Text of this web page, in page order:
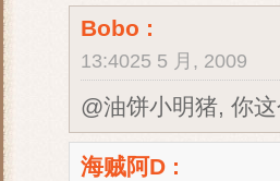
Bobo :
13:4025 5 月, 2009
@油饼小明猪, 你
海贼阿D :